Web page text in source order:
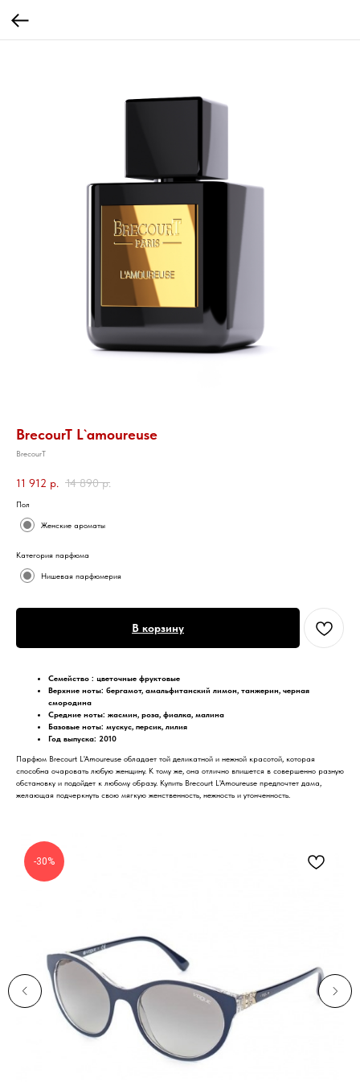
BrecourT L`amoureuse
BrecourT
11 912 р. 14 890 р.
Пол
Женские ароматы
Категория парфюма
Нишевая парфюмерия
В корзину
Семейство : цветочные фруктовые
Верхние ноты: бергамот, амальфитанский лимон, танжерин, черная
смородина
Средние ноты: жасмин, роза, фиалка, малина
Базовые ноты: мускус, персик, лилия
Год выпуска: 2010
Парфюм Brecourt L'Amoureuse обладает той деликатной и нежной красотой, которая
способна очаровать любую женщину. К тому же, она отлично впишется в совершенно разную
обстановку и подойдет к любому образу. Купить Brecourt L'Amoureuse предпочтет дама,
желающая подчеркнуть свою мягкую женственность, нежность и утонченность.
-30%